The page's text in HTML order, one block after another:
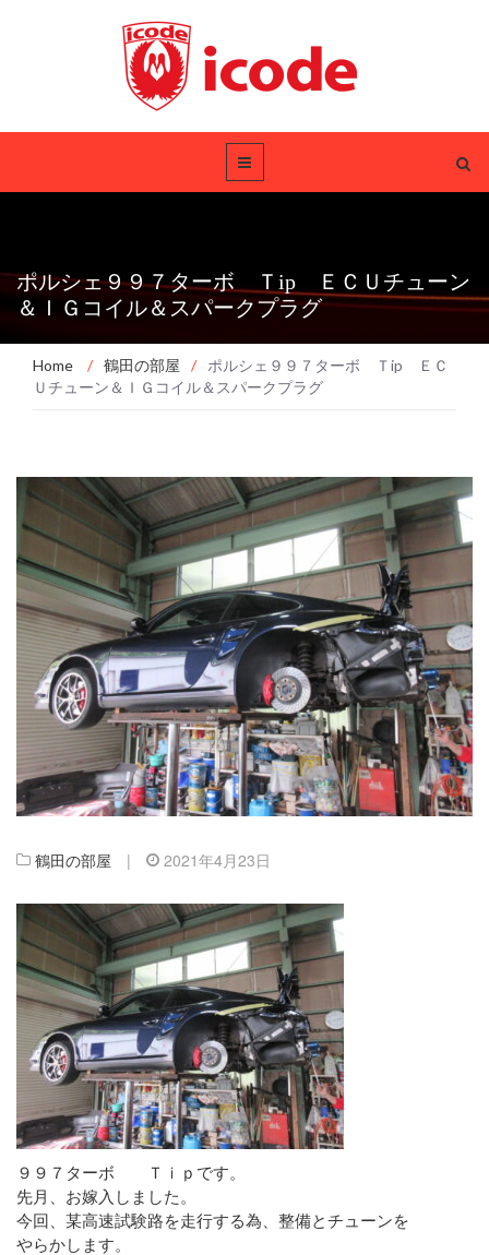
ポルシェ９９７ターボ Ｔip ＥＣＵチューン
＆ＩＧコイル＆スパークプラグ
Home / 鶴田の部屋 /
ポルシェ９９７ターボ Ｔip ＥＣ
Ｕチューン＆ＩＧコイル＆スパークプラグ
鶴田の部屋 | 2021年4月23日
９９７ターボ Ｔｉｐです。
先月、お嫁入しました。
今回、某高速試験路を走行する為、整備とチューンを
やらかします。